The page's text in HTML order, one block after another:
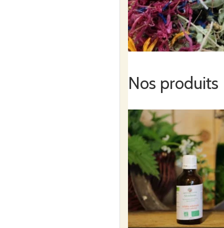
La phytothérapie travaille
tisanes ou autres ne
l’expression de troubles
N’interrompez jamais un
demandez
Nos produits